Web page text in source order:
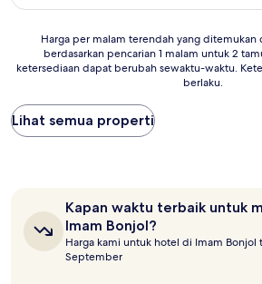
Harga
malam
yang
ditemukan
dalam
berdasarkan
pencarian
malam
Harga per malam terendah yang ditemukan
berdasarkan pencarian 1 malam untuk 2
ketersediaan dapat berubah sewaktu-waktu.
berlaku.
Lihat semua properti
Kapan
waktu
terbaik
untuk
mengunjungi
Kapan waktu terbaik untuk
Imam Bonjol?
Harga kami untuk hotel di Imam
September